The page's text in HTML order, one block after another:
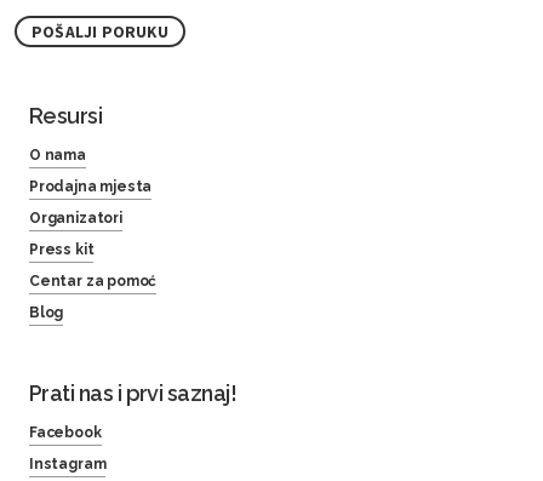
POŠALJI PORUKU
Resursi
O nama
Prodajna mjesta
Organizatori
Press kit
Centar za pomoć
Blog
Prati nas i prvi saznaj!
Facebook
Instagram